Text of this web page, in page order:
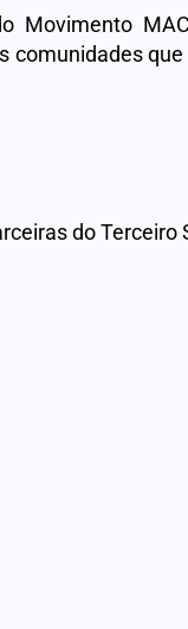
Movimento
comunidades
do Terceiro